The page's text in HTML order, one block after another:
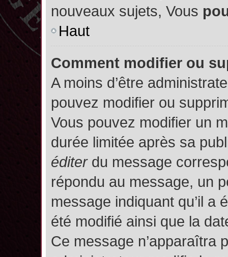
nouveaux sujets, Vous
Haut
Comment modifier ou
A moins d’être
pouvez modifier ou
Vous pouvez modifier un
durée limitée après sa
éditerdu message
répondu au message, un
message indiquant qu’il a
été modifié ainsi que la
Ce message n’apparaîtra